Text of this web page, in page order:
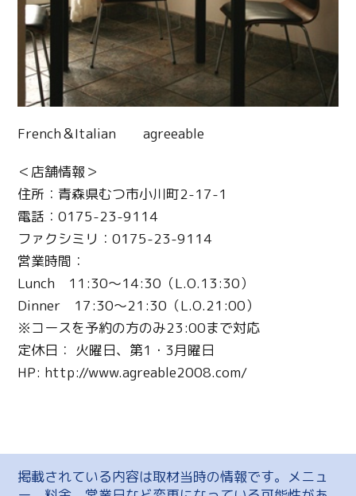
French＆Italian agreeable
＜店舗情報＞
住所：青森県むつ市小川町2-17-1
電話：0175-23-9114
ファクシミリ：0175-23-9114
営業時間：
Lunch 11:30～14:30（L.O.13:30）
Dinner 17:30～21:30（L.O.21:00）
※コースを予約の方のみ23:00まで対応
定休日： 火曜日、第1・3月曜日
HP: http://www.agreable2008.com/
掲載されている内容は取材当時の情報です。メニュ